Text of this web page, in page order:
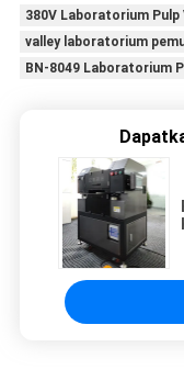
380V Laboratorium Pulp
valley laboratorium
BN-8049 Laboratorium